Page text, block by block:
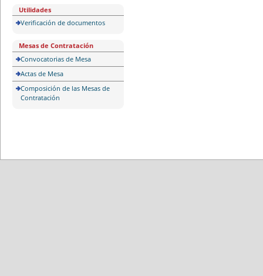
Utilidades
Verificación de documentos
Mesas de Contratación
Convocatorias de Mesa
Actas de Mesa
Composición de las Mesas de
Contratación